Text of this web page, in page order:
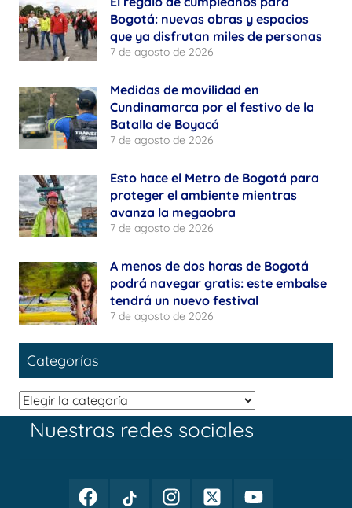
Bogotá: nuevas obras y espacios
que ya disfrutan miles de personas
7 de agosto de 2026
Medidas de movilidad en
Cundinamarca por el festivo de la
Batalla de Boyacá
7 de agosto de 2026
Esto hace el Metro de Bogotá para
proteger el ambiente mientras
avanza la megaobra
7 de agosto de 2026
A menos de dos horas de Bogotá
podrá navegar gratis: este embalse
tendrá un nuevo festival
7 de agosto de 2026
Categorías
Categorías
Nuestras redes sociales
FacebookTikTok
InstagramTwitterYoutube